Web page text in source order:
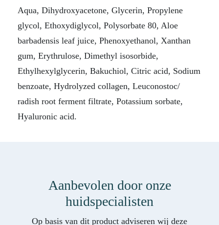
Aqua, Dihydroxyacetone, Glycerin, Propylene
glycol, Ethoxydiglycol, Polysorbate 80, Aloe
barbadensis leaf juice, Phenoxyethanol, Xanthan
gum, Erythrulose, Dimethyl isosorbide,
Ethylhexylglycerin, Bakuchiol, Citric acid, Sodium
benzoate, Hydrolyzed collagen, Leuconostoc/
radish root ferment filtrate, Potassium sorbate,
Hyaluronic acid.
Aanbevolen door onze
huidspecialisten
Op basis van dit product adviseren wij deze